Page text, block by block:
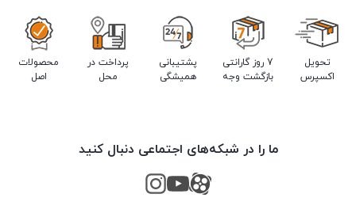
تحویل
اکسپرس
7 روز گارانتی
بازگشت وجه
پشتیبانی
همیشگی
پرداخت در
محل
محصولات
اصل
ما را در شبکه‌های اجتماعی دنبال کنید